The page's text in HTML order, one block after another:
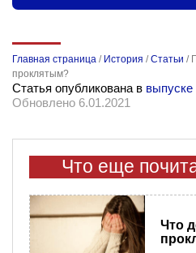
Главная страница / История /Статьи /
проклятым?
Статья опубликована в выпуске
Обновлено 6.01.2021
Что еще
Что